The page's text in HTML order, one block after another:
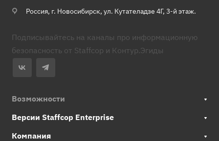
Россия, г. Новосибирск, ул. Кутателадзе 4Г, 3-й этаж.
Подписывайтесь на каналы про информационную
безопасность от Staffcop и Контур.Эгиды
Возможности
Версии Staffcop Enterprise
Компания